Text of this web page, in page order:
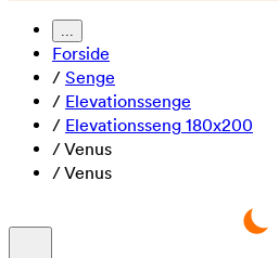
...
Forside
/ Senge
/ Elevationssenge
/ Elevationsseng 180x200
/Venus
/Venus